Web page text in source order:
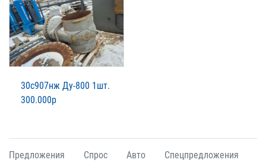
30с907нж Ду-800 1шт.
300.000р
Предложения Спрос Авто Спецпредложения